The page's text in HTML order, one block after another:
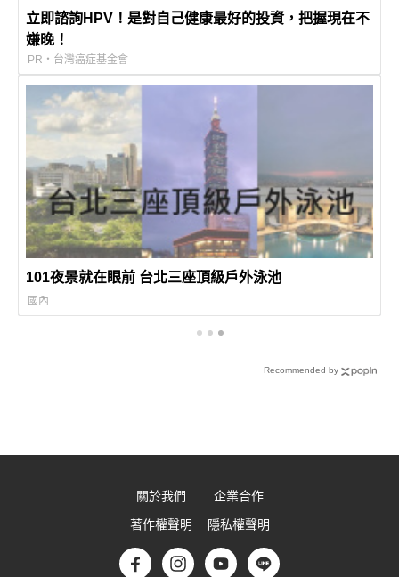
立即諮詢HPV！是對自己健康最好的投資，把握現在不
嫌晚！
PR・台灣癌症基金會
101夜景就在眼前 台北三座頂級戶外泳池
國內
Recommended by
關於我們
企業合作
著作權聲明
隱私權聲明